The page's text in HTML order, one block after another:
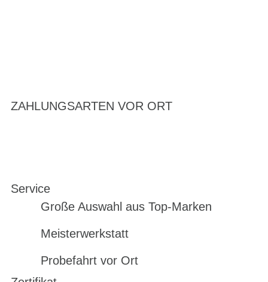
ZAHLUNGSARTEN VOR ORT
Service
Große Auswahl aus Top-Marken
Meisterwerkstatt
Probefahrt vor Ort